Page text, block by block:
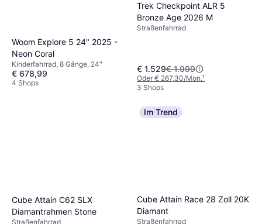
Woom Explore 5 24" 2025 -
Neon Coral
Kinderfahrrad, 8 Gänge, 24"
€ 678,99
4 Shops
Trek Checkpoint ALR 5
Bronze Age 2026 M
Straßenfahrrad
€ 1.529€ 1.999
Oder € 267,30/Mon.¹
3 Shops
Cube Attain C62 SLX
Diamantrahmen Stone
Straßenfahrrad
Im Trend
Cube Attain Race 28 Zoll 20K
Diamant
Straßenfahrrad